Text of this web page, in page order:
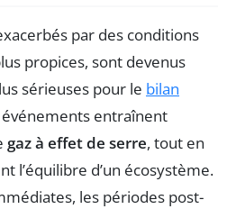
par des conditions
propices, sont devenus
sérieuses pour le bilan
entraînent
gaz à effet de serre, tout en
l’équilibre d’un écosystème.
les périodes post-